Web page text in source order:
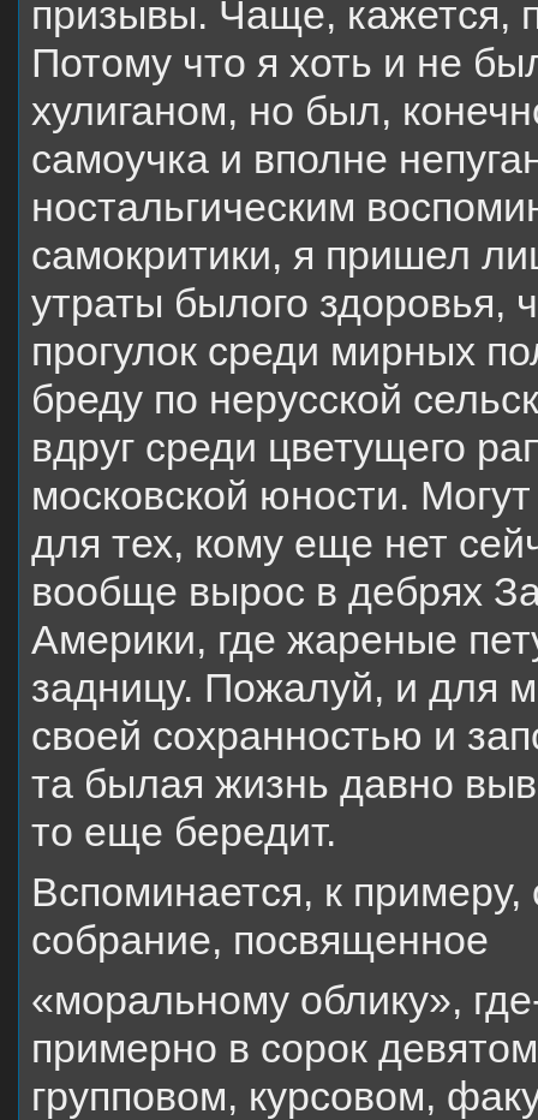
призывы. Чаще, кажется,
Потому что я хоть и не
хулиганом, но был,
самоучка и вполне
ностальгическим
самокритики, я пришел
утраты былого здоровья,
прогулок среди мирных
бреду по нерусской
вдруг среди цветущего
московской юности.
для тех, кому еще нет
вообще вырос в дебрях
Америки, где жареные
задницу. Пожалуй, и для
своей сохранностью и
та былая жизнь давно
то еще бередит.
Вспоминается, к примеру,
собрание, посвященное
«моральному облику»,
примерно в сорок
групповом, курсовом,